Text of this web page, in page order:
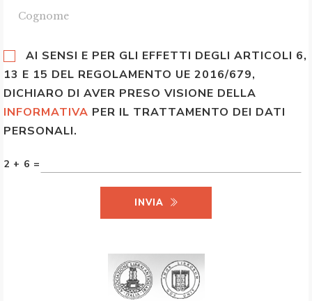
AI SENSI E PER GLI EFFETTI DEGLI ARTICOLI 6,
13 E 15 DEL REGOLAMENTO UE 2016/679,
DICHIARO DI AVER PRESO VISIONE DELLA
INFORMATIVA PER IL TRATTAMENTO DEI DATI
PERSONALI.
2 + 6 =
INVIA